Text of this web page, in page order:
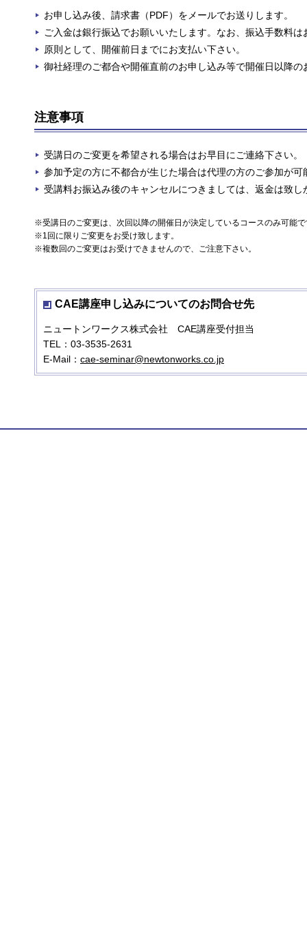
お申し込み後、請求書（PDF）をメールでお送りします。
ご入金は銀行振込でお願いいたします。なお、振込手数料
原則として、開催前日までにお支払い下さい。
御社経理のご都合や開催直前のお申し込み等で開催日以降
注意事項
受講日のご変更を希望される場合はお早目にご連絡下さい。
参加予定の方に不都合が生じた場合は代理の方のご参加が
受講料お振込み後のキャンセルにつきましては、返金は致
※受講日のご変更は、次回以降の開催日が決定しているコースのみ可能
※1回に限りご変更をお受け致します。
※複数回のご変更はお受けできませんので、ご注意下さい。
CAE講座申し込みについてのお問合せ先
ニュートンワークス株式会社 CAE講座受付担当
TEL：03-3535-2631
E-Mail： cae-seminar@newtonworks.co.jp